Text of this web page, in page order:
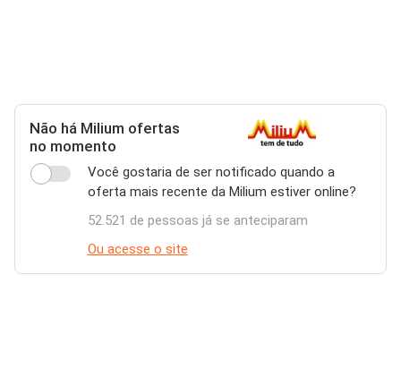
Não há Milium ofertas
no momento
Você gostaria de ser notificado quando a
oferta mais recente da Milium estiver online?
52.521 de pessoas já se anteciparam
Ou acesse o site